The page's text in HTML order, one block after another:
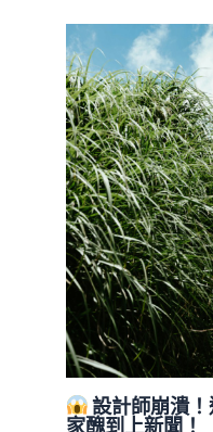
設計師崩潰
家醜到上新聞！